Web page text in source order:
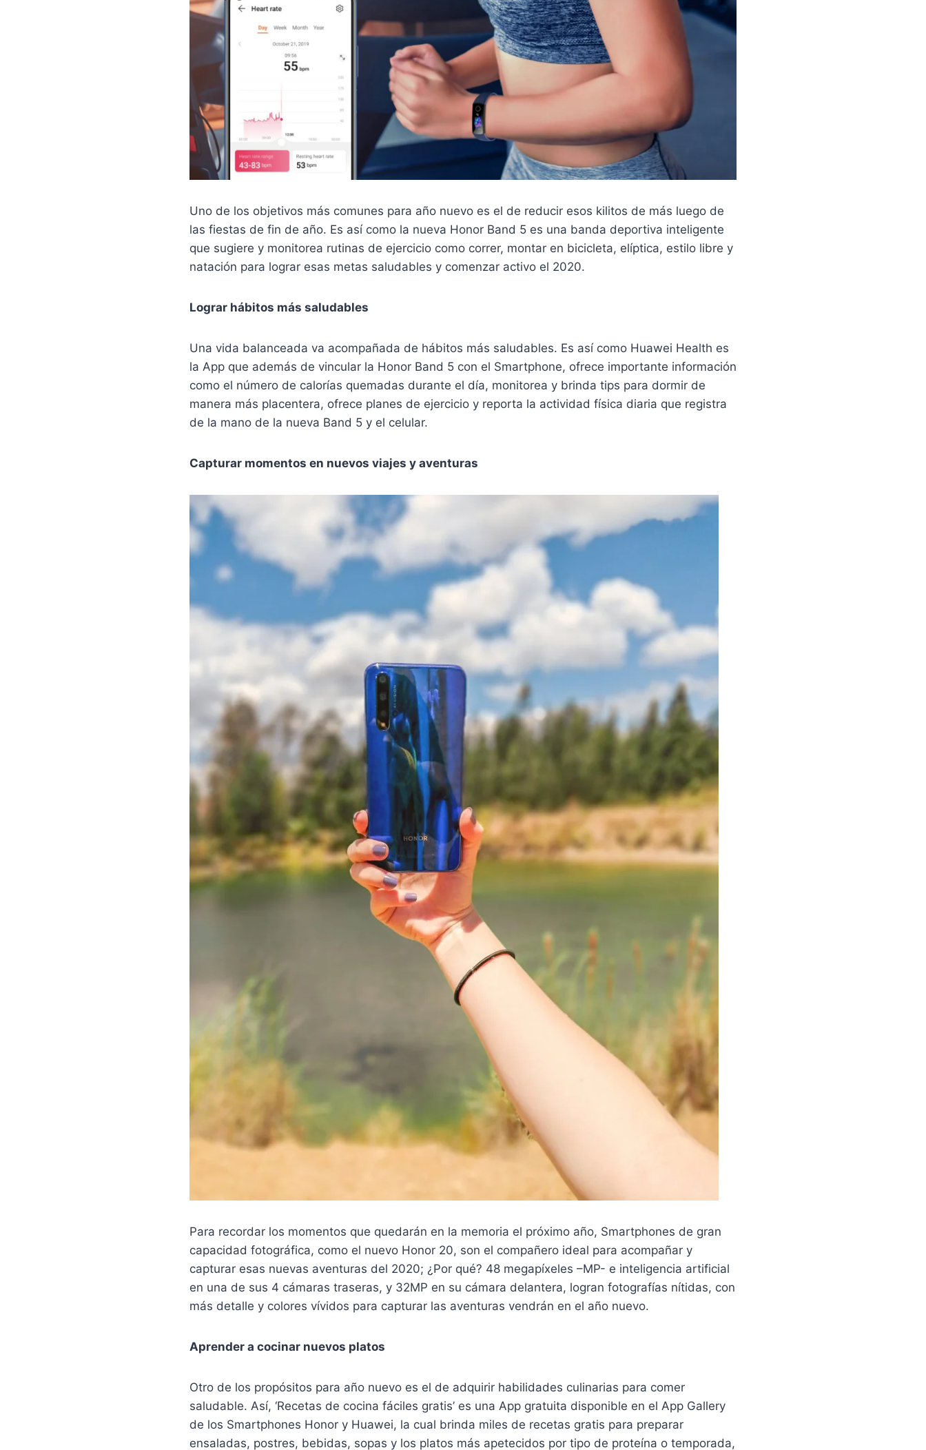
Uno de los objetivos más comunes para año nuevo es el de reducir esos kilitos de más luego de
las fiestas de fin de año. Es así como la nueva Honor Band 5 es una banda deportiva inteligente
que sugiere y monitorea rutinas de ejercicio como correr, montar en bicicleta, elíptica, estilo libre y
natación para lograr esas metas saludables y comenzar activo el 2020.
Lograr hábitos más saludables
Una vida balanceada va acompañada de hábitos más saludables. Es así como Huawei Health es
la App que además de vincular la Honor Band 5 con el Smartphone, ofrece importante información
como el número de calorías quemadas durante el día, monitorea y brinda tips para dormir de
manera más placentera, ofrece planes de ejercicio y reporta la actividad física diaria que registra
de la mano de la nueva Band 5 y el celular.
Capturar momentos en nuevos viajes y aventuras
Para recordar los momentos que quedarán en la memoria el próximo año, Smartphones de gran
capacidad fotográfica, como el nuevo Honor 20, son el compañero ideal para acompañar y
capturar esas nuevas aventuras del 2020; ¿Por qué? 48 megapíxeles –MP- e inteligencia artificial
en una de sus 4 cámaras traseras, y 32MP en su cámara delantera, logran fotografías nítidas, con
más detalle y colores vívidos para capturar las aventuras vendrán en el año nuevo.
Aprender a cocinar nuevos platos
Otro de los propósitos para año nuevo es el de adquirir habilidades culinarias para comer
saludable. Así, ‘Recetas de cocina fáciles gratis’ es una App gratuita disponible en el App Gallery
de los Smartphones Honor y Huawei, la cual brinda miles de recetas gratis para preparar
ensaladas, postres, bebidas, sopas y los platos más apetecidos por tipo de proteína o temporada,